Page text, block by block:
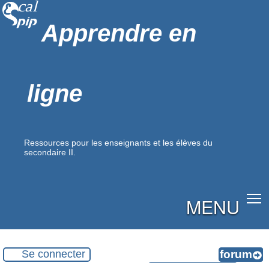
Apprendre en
ligne
Ressources pour les enseignants et les élèves du
secondaire II.
MENU
Se connecter